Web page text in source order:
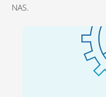
NAS.